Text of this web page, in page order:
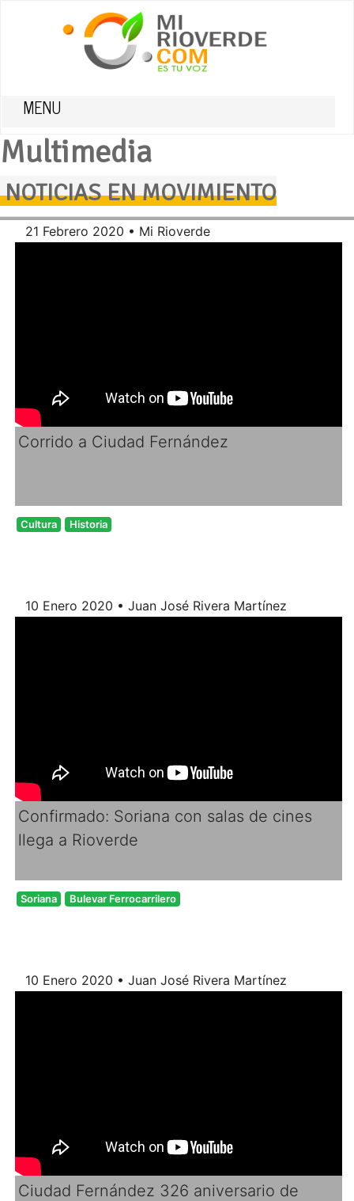
MENU
Multimedia
NOTICIAS EN MOVIMIENTO
21 Febrero 2020 • Mi Rioverde
Corrido a Ciudad Fernández
Cultura Historia
10 Enero 2020 • Juan José Rivera Martínez
Confirmado: Soriana con salas de cines
llega a Rioverde
Soriana Bulevar Ferrocarrilero
10 Enero 2020 • Juan José Rivera Martínez
Ciudad Fernández 326 aniversario de